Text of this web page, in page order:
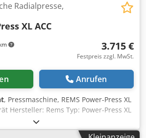
Radialpresse,
XL ACC
3.715 €
Festpreis zzgl. MwSt.
Anrufen
, Pressmaschine, REMS Power-Press XL
Hersteller: Rems Typ: Power-Press XL
Accor Pressbereich: Ø 10 – 108 mm
32 kN Motor: 450 W